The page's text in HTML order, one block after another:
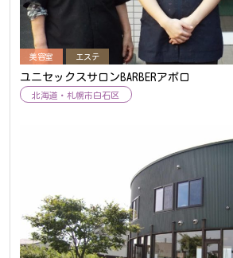
美容室 エステ
ユニセックスサロンBARBERアポロ
北海道 札幌市白石区